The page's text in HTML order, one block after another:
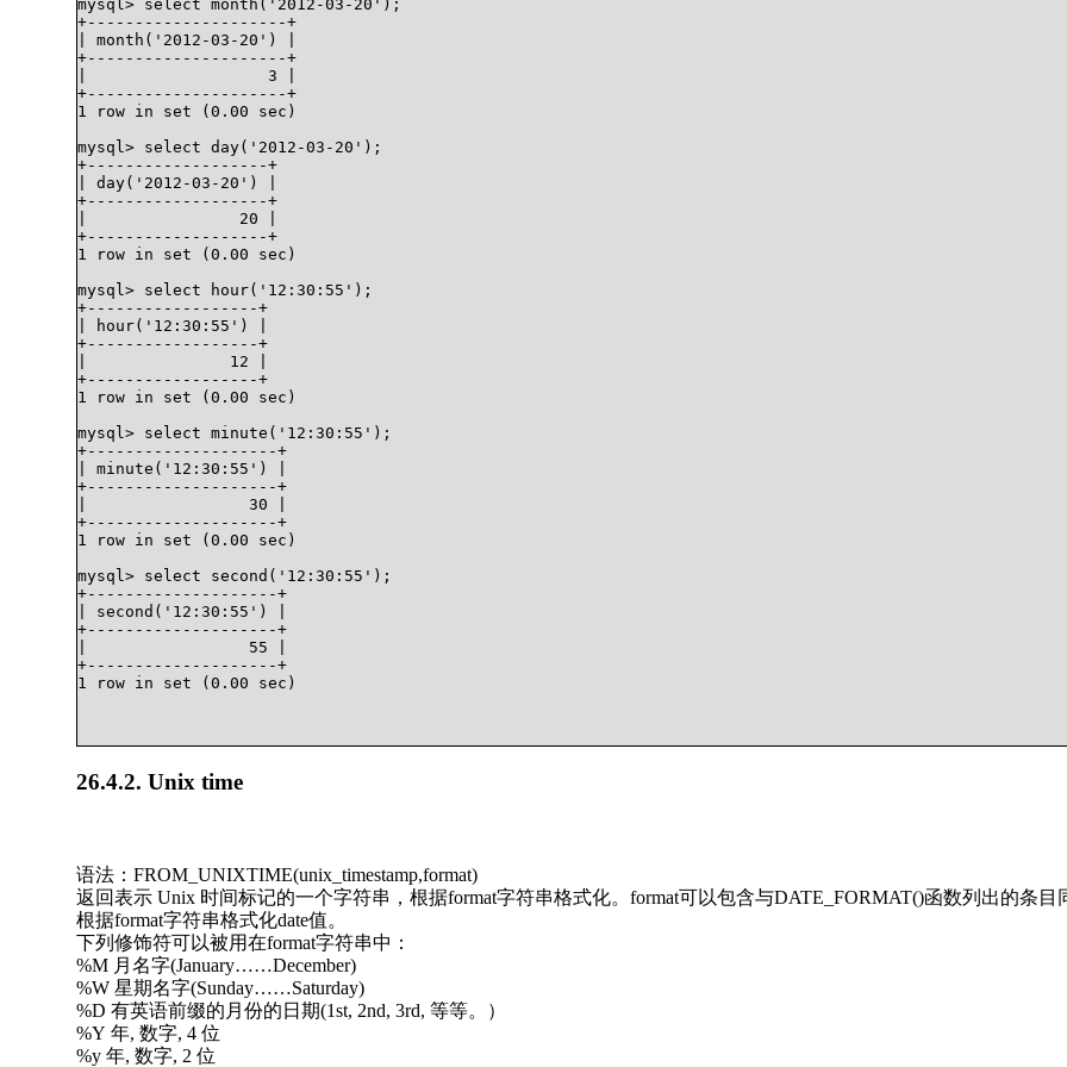
mysql> select month('2012-03-20');
+---------------------+
| month('2012-03-20') |
+---------------------+
|                   3 |
+---------------------+
1 row in set (0.00 sec)
mysql> select day('2012-03-20');
+-------------------+
| day('2012-03-20') |
+-------------------+
|                20 |
+-------------------+
1 row in set (0.00 sec)
mysql> select hour('12:30:55');
+------------------+
| hour('12:30:55') |
+------------------+
|               12 |
+------------------+
1 row in set (0.00 sec)
mysql> select minute('12:30:55');
+--------------------+
| minute('12:30:55') |
+--------------------+
|                 30 |
+--------------------+
1 row in set (0.00 sec)
mysql> select second('12:30:55');
+--------------------+
| second('12:30:55') |
+--------------------+
|                 55 |
+--------------------+
1 row in set (0.00 sec)
26.4.2. Unix time
语法：FROM_UNIXTIME(unix_timestamp,format)
返回表示 Unix 时间标记的一个字符串，根据format字符串格式化。format可以包含与DATE_FORMAT()函数列出的条目
根据format字符串格式化date值。
下列修饰符可以被用在format字符串中：
%M 月名字(January……December)
%W 星期名字(Sunday……Saturday)
%D 有英语前缀的月份的日期(1st, 2nd, 3rd, 等等。）
%Y 年, 数字, 4 位
%y 年, 数字, 2 位